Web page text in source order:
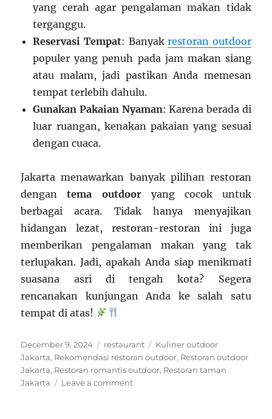
yang cerah agar pengalaman makan tidak
terganggu.
Reservasi Tempat: Banyakrestoran outdoor
populer yang penuh pada jam makan siang
atau malam, jadi pastikan Anda memesan
tempat terlebih dahulu.
Gunakan Pakaian Nyaman: Karena berada di
luar ruangan, kenakan pakaian yang sesuai
dengan cuaca.
Jakarta menawarkan banyak pilihan restoran
dengantema outdooryang cocok untuk
berbagai acara. Tidak hanya menyajikan
hidangan lezat, restoran-restoran ini juga
memberikan pengalaman makan yang tak
terlupakan. Jadi, apakah Anda siap menikmati
suasana asri di tengah kota? Segera
rencanakan kunjungan Anda ke salah satu
tempat di atas!
Posted
on
December 9, 2024 Categories
restaurant Tags
Kuliner outdoor
Jakarta, Rekomendasi restoran outdoor, Restoran outdoor
Jakarta, Restoran romantis outdoor, Restoran taman
Jakarta
Leave a commenton